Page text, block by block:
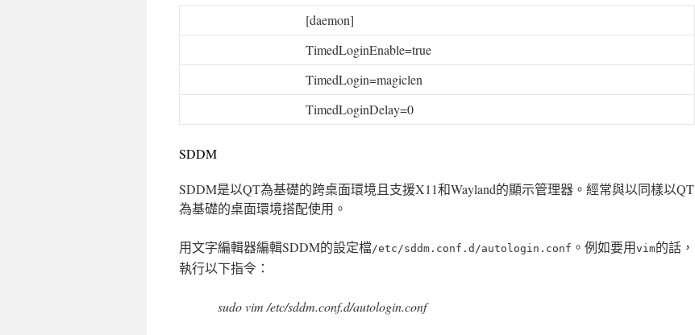
[daemon]
TimedLoginEnable=true
TimedLogin=magiclen
TimedLoginDelay=0
SDDM
SDDM是以QT為基礎的跨桌面環境且支援X11和Wayland的顯示管理器。經常與以同樣以QT
為基礎的桌面環境搭配使用。
用文字編輯器編輯SDDM的設定檔/etc/sddm.conf.d/autologin.conf 。例如要用vim的話，
執行以下指令：
sudo vim /etc/sddm.conf.d/autologin.conf